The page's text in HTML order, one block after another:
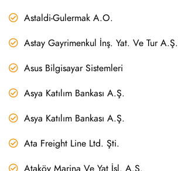
Astaldi-Gulermak A.O.
Astay Gayrimenkul İnş. Yat. Ve Tur A.Ş.
Asus Bilgisayar Sistemleri
Asya Katılım Bankası A.Ş.
Asya Katılım Bankası A.Ş.
Ata Freight Line Ltd. Şti.